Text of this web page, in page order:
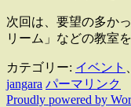
次回は、要望の多か
リーム」などの教室
カテゴリー: イベント
jangara パーマリンク
Proudly powered by